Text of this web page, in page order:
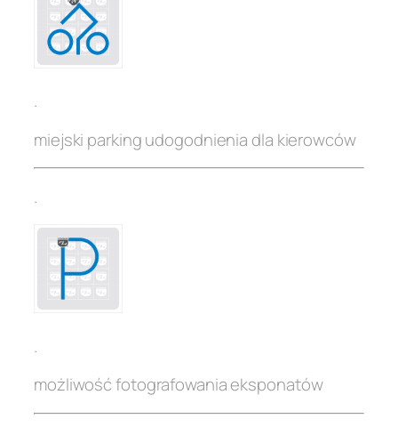
.
miejski parking udogodnienia dla kierowców
.
.
możliwość fotografowania eksponatów